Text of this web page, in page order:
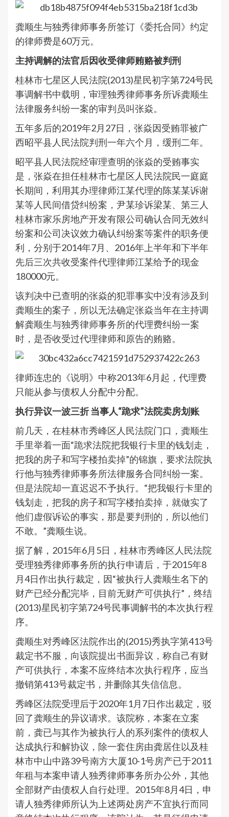
龚顺生与独秀律师事务所签订《委托合同》约定
的律师费是60万元。
主持调解的法官后因收受律师贿赂被判刑
桂林市七星区人民法院(2013)星民初字第724号民
事调解书中载明，审理独秀律师事务所诉龚顺生
法律服务纠纷一案的审判员叫张焱。
五年多后的2019年2月27日，张焱因受贿罪被广
西昭平县人民法院判刑一年六个月，缓刑二年。
昭平县人民法院经审理查明的张焱的受贿事实
是，张焱在担任桂林市七星区人民法院民一庭庭
长期间，利用其办理律师江某代理的陈某某诉谢
某等人民间借贷纠纷案，尹某珍诉梁某、第三人
桂林市家乐房地产开发有限公司确认合同无效纠
纷案和公司决议效力确认纠纷案等案件的职务便
利，分别于2014年7月、2016年上半年和下半年
先后三次共收受案件代理律师江某给予的现金
180000元。
该判决中已查明的张焱的犯罪事实中没有涉及到
龚顺生的案子，所以无法确定张焱当年在主持调
解龚顺生与独秀律师事务所的代理费纠纷一案
时，是否收受过代理律师和原告的贿赂。
律师连忠的《说明》中称2013年6月起，代理费
只能从参与债权人分配中分配。
执行异议一波三折 当事人“跪求”法院卖房划账
前几天，在桂林市秀峰区人民法院门口，龚顺生
手里举着一面“跪求法院把我银行卡里的钱划走，
把我的房子和写字楼拍卖掉”的锦旗，要求法院执
行他与独秀律师事务所法律服务合同纠纷一案。
但是法院却一直迟迟不予执行。“把我银行卡里的
钱划走，把我的房子和写字楼拍卖掉，就做实了
他们虚假诉讼的事实，那是要判刑的，所以他们
不敢。”龚顺生说。
据了解，2015年6月5日，桂林市秀峰区人民法院
受理独秀律师事务所的执行申请后，于2015年8
月4日作出执行裁定，因“被执行人龚顺生名下的
财产已经分配完毕，目前无财产可供执行”，终结
(2013)星民初字第724号民事调解书的本次执行程
序。
龚顺生对秀峰区法院作出的(2015)秀执字第413号
裁定书不服，向该院提出书面异议，称自己有财
产可供执行，本案不应终结本次执行程序，应当
撤销第413号裁定书，并删除其失信信息。
秀峰区法院受理后于2020年1月7日作出裁定，驳
回了龚顺生的异议请求。该院称，本案在立案
前，龚已与其作为被执行人的系列案件的债权人
达成执行和解协议，除一套住房由龚居住以及桂
林市中山中路39号南方大厦10-1号房产已于2011
年租与本案申请人独秀律师事务所办公外，其他
全部财产由债权人自行处理。2015年8月4日，申
请人独秀律师所认为上述两处房产不宜执行而同